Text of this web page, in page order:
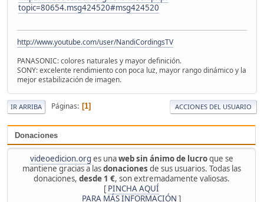
Donaciones
videoedicion.org es unaweb sin ánimo de lucroque se
mantiene gracias a lasdonaciones de sus usuarios. Todas las
donaciones, desde 1 €, son extremadamente valiosas.
[ PINCHA AQUÍ
PARA MÁS INFORMACIÓN ]
topic=80654.msg424520#msg424520
http://www.youtube.com/user/NandiCordingsTV
PANASONIC: colores naturales y mayor definición.
SONY: excelente rendimiento con poca luz, mayor rango dinámico y la
mejor estabilización de imagen.
IR ARRIBA Páginas 1 ACCIONES DEL USUARIO